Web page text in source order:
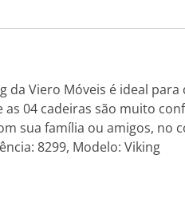
da Viero Móveis é ideal
04 cadeiras são muito
sua família ou amigos, no
8299, Modelo: Viking